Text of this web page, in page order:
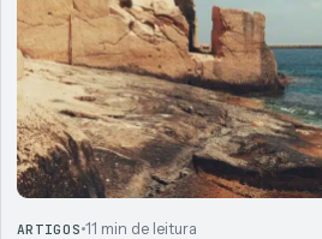
ARTIGOS 11 min de leitura